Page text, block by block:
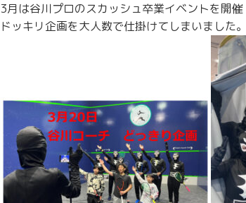
3月は谷川プロのスカッシュ卒業イベントを開催
ドッキリ企画を大人数で仕掛けてしまいました。